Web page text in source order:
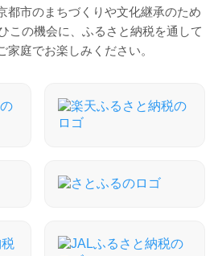
都市のまちづくりや文化継承のため
この機会に、ふるさと納税を通して
家庭でお楽しみください。